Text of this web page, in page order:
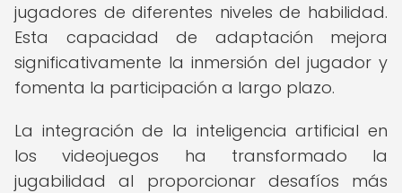
jugadores de diferentes niveles de habilidad.
Esta capacidad de adaptación mejora
significativamente la inmersión del jugador y
fomenta la participación a largo plazo.
La integración de la inteligencia artificial en
los videojuegos ha transformado la
jugabilidad al proporcionar desafíos más